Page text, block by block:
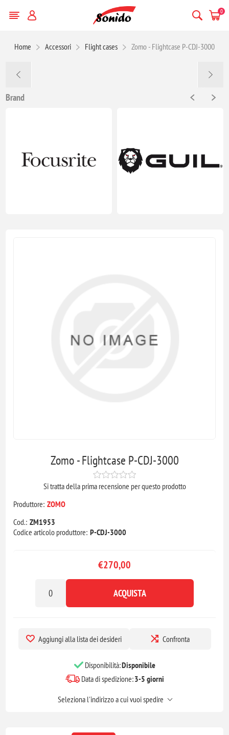
0
Home Accessori Flight cases Zomo - Flightcase P-CDJ-3000
Brand
Zomo - Flightcase P-CDJ-3000
Si tratta della prima recensione per questo prodotto
Produttore: ZOMO
Cod.: ZM1953
Codice articolo produttore: P-CDJ-3000
€270,00
ACQUISTA
Aggiungi alla lista dei desideri Confronta
Disponibilità:Disponibile
Data di spedizione:3-5 giorni
Seleziona l'indirizzo a cui vuoi spedire